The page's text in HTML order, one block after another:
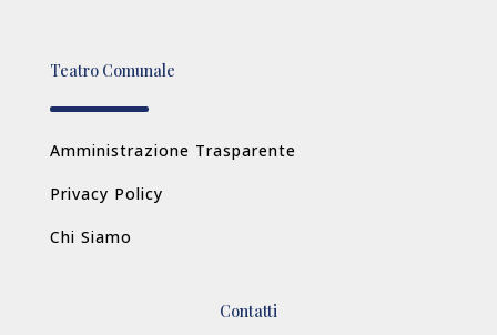
Teatro Comunale
Amministrazione Trasparente
Privacy Policy
Chi Siamo
Contatti